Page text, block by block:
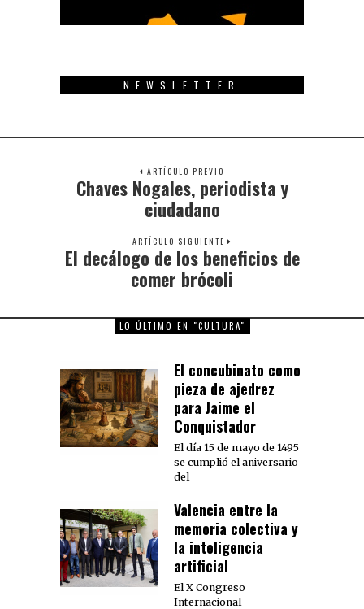
NEWSLETTER
ARTÍCULO PREVIO
Previous
post:
Chaves Nogales, periodista y
ciudadano
ARTÍCULO SIGUIENTE
Next
post:
El decálogo de los beneficios de
comer brócoli
LO ÚLTIMO EN "CULTURA"
El concubinato como
pieza de ajedrez
para Jaime el
Conquistador
El día 15 de mayo de 1495
se cumplió el aniversario
del
Valencia entre la
memoria colectiva y
la inteligencia
artificial
El X Congreso
Internacional